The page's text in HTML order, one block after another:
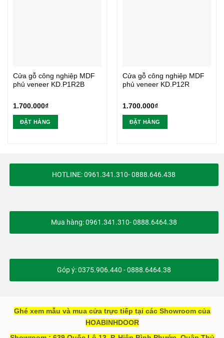
Cửa gỗ công nghiệp MDF
phủ veneer KD.P1R2B
1.700.000₫
ĐẶT HÀNG
Cửa gỗ công nghiệp MDF
phủ veneer KD.P12R
1.700.000₫
ĐẶT HÀNG
HOTLINE: 0961.341.310- 0888.646.438
Mua hàng: 0961.341.310- 0888.6464.38
Góp ý: 0375.906.440 - 0888.6464.38
Ghé xem mẫu và mua cửa trực tiếp tại các Showroom của
HOABINHDOOR